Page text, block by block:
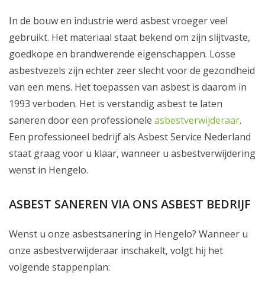
In de bouw en industrie werd asbest vroeger veel
gebruikt. Het materiaal staat bekend om zijn slijtvaste,
goedkope en brandwerende eigenschappen. Losse
asbestvezels zijn echter zeer slecht voor de gezondheid
van een mens. Het toepassen van asbest is daarom in
1993 verboden. Het is verstandig asbest te laten
saneren door een professionele asbestverwijderaar.
Een professioneel bedrijf als Asbest Service Nederland
staat graag voor u klaar, wanneer u asbestverwijdering
wenst in Hengelo.
ASBEST SANEREN VIA ONS ASBEST BEDRIJF
Wenst u onze asbestsanering in Hengelo? Wanneer u
onze asbestverwijderaar inschakelt, volgt hij het
volgende stappenplan: